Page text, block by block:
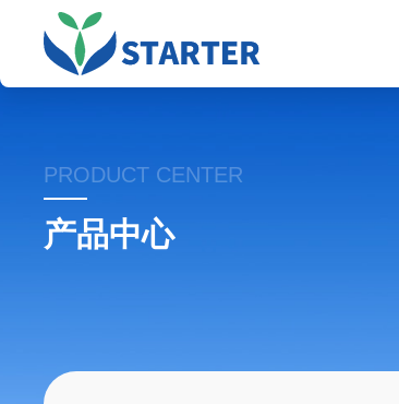
PRODUCT CENTER
产品中心